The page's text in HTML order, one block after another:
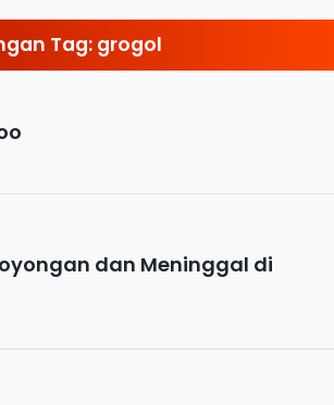
Tag: grogol
dan Meninggal di